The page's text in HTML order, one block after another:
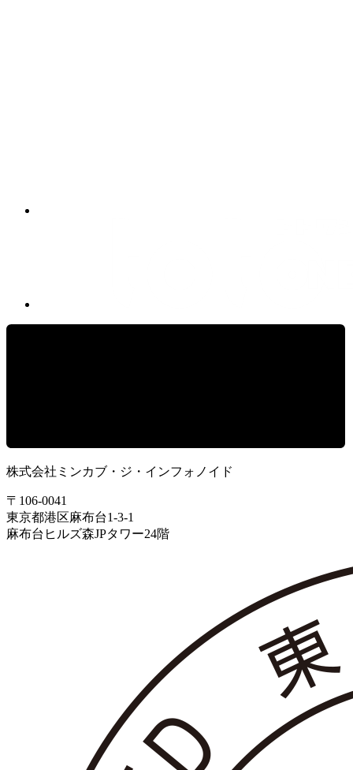
株式会社ミンカブ・ジ・インフォノイド
〒106-0041
東京都港区麻布台1-3-1
麻布台ヒルズ森JPタワー24階